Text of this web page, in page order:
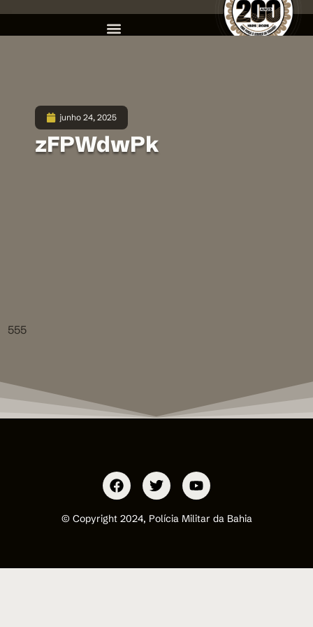
junho 24, 2025
zFPWdwPk
555
© Copyright 2024, Polícia Militar da Bahia